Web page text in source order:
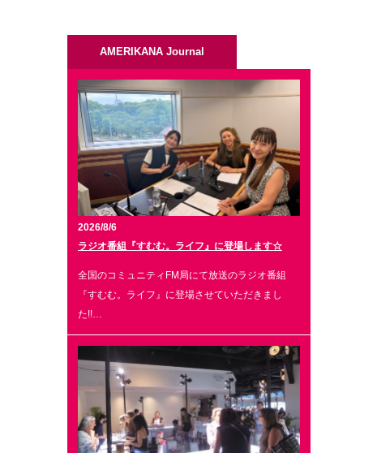
AMERIKANA Journal
2026/8/6
ラジオ番組『すむむ。ライフ』に登場します☆
全国のコミュニティFM局にて放送のラジオ番組
『すむむ。ライフ』に登場させていただきまし
た!!…